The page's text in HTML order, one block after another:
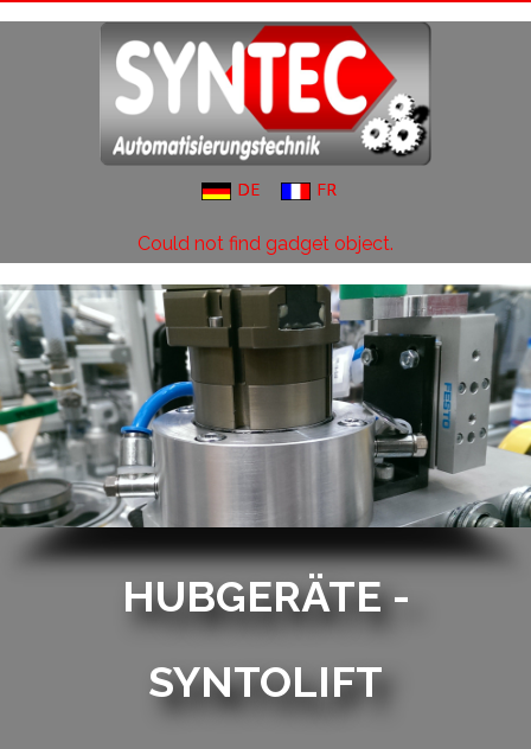
DE FR
Could not find gadget object.
HUBGERÄTE -
SYNTOLIFT